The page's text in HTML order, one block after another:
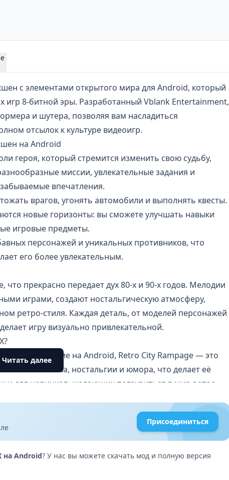
с элементами открытого мира для Android, который
игр 8-битной эры. Разработанный Vblank Entertainment,
и шутера, позволяя вам насладиться
отсылок к культуре видеоигр.
на Android
героя, который стремится изменить свою судьбу,
миссии, увлекательные задания и
впечатления.
врагов, угонять автомобили и выполнять квесты.
новые горизонты: вы сможете улучшать навыки
игровые предметы.
персонажей и уникальных противников, что
его более увлекательным.
прекрасно передает дух 80-х и 90-х годов. Мелодии
играми, создают ностальгическую атмосферу,
ретро-стиля. Каждая деталь, от моделей персонажей
игру визуально привлекательной.
приключение на Android, Retro City Rampage — это
экшена, ностальгии и юмора, что делает её
и для новичков, желающих погрузиться в мир ретро-
Читать далее
Присоединиться
на Android? У нас вы можете скачать мод и полную версия